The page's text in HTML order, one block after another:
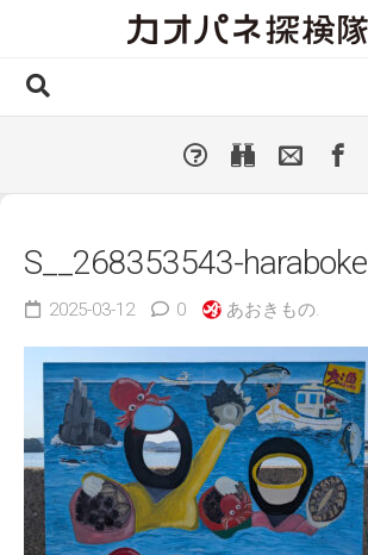
種類別
人気カオパネ
投稿する
S__268353543-haraboke
2025-03-12 0 あおきもの.